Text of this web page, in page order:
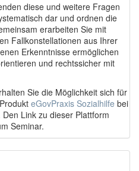
diese und weitere Fragen
dar und ordnen die
erarbeiten Sie mit
Fallkonstellationen aus Ihrer
Erkenntnisse ermöglichen
und rechtssicher mit
Sie die Möglichkeit sich für
eGovPraxis Sozialhilfe bei
Link zu dieser Plattform
Seminar.